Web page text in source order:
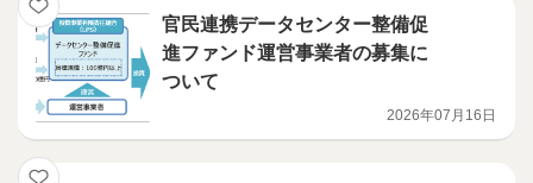
官民連携データセンター整備促
進ファンド運営事業者の募集に
ついて
2026年07月16日